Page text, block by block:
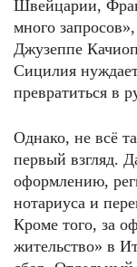
Швейцарии,
много
Джузеппе
Сицилия
превратиться в
Однако, не всё
первый взгляд.
оформлению,
нотариуса и
Кроме того, за
жительство» в